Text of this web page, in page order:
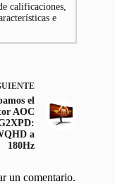
calificaciones,
e
el
AOC
a
180Hz
un comentario.